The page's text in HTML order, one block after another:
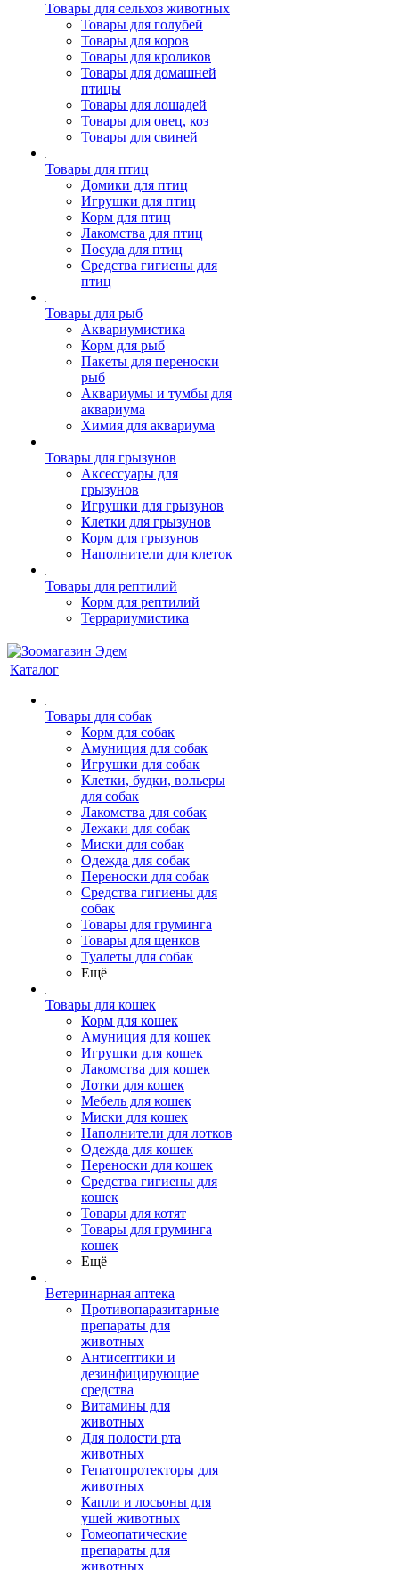
Товары для сельхоз животных
Товары для голубей
Товары для коров
Товары для кроликов
Товары для домашней
птицы
Товары для лошадей
Товары для овец, коз
Товары для свиней
Товары для птиц
Домики для птиц
Игрушки для птиц
Корм для птиц
Лакомства для птиц
Посуда для птиц
Средства гигиены для
птиц
Товары для рыб
Аквариумистика
Корм для рыб
Пакеты для переноски
рыб
Аквариумы и тумбы для
аквариума
Химия для аквариума
Товары для грызунов
Аксессуары для
грызунов
Игрушки для грызунов
Клетки для грызунов
Корм для грызунов
Наполнители для клеток
Товары для рептилий
Корм для рептилий
Террариумистика
Каталог
Товары для собак
Корм для собак
Амуниция для собак
Игрушки для собак
Клетки, будки, вольеры
для собак
Лакомства для собак
Лежаки для собак
Миски для собак
Одежда для собак
Переноски для собак
Средства гигиены для
собак
Товары для груминга
Товары для щенков
Туалеты для собак
Ещё
Товары для кошек
Корм для кошек
Амуниция для кошек
Игрушки для кошек
Лакомства для кошек
Лотки для кошек
Мебель для кошек
Миски для кошек
Наполнители для лотков
Одежда для кошек
Переноски для кошек
Средства гигиены для
кошек
Товары для котят
Товары для груминга
кошек
Ещё
Ветеринарная аптека
Противопаразитарные
препараты для
животных
Антисептики и
дезинфицирующие
средства
Витамины для
животных
Для полости рта
животных
Гепатопротекторы для
животных
Капли и лосьоны для
ушей животных
Гомеопатические
препараты для
животных